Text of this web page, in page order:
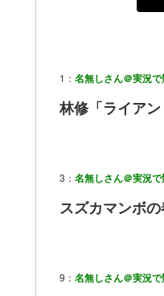
1： 名無しさん＠実況
林修「ライアン
3： 名無しさん＠実況
スズカマンボ
9： 名無しさん＠実況